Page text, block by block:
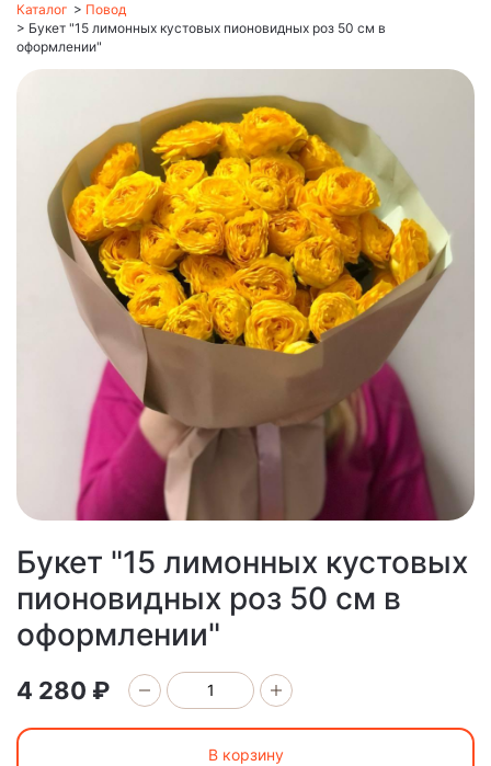
Каталог > Повод
> Букет "15 лимонных кустовых пионовидных роз 50 см в
оформлении"
Букет "15 лимонных кустовых
пионовидных роз 50 см в
оформлении"
4 280 ₽
В корзину